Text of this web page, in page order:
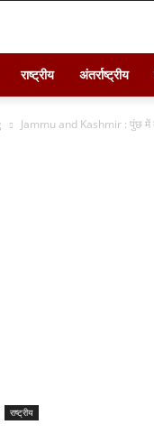
राष्ट्रीय अंतर्राष्ट्रीय
Jammu and Kashmir : पुंछ में
राष्ट्रीय